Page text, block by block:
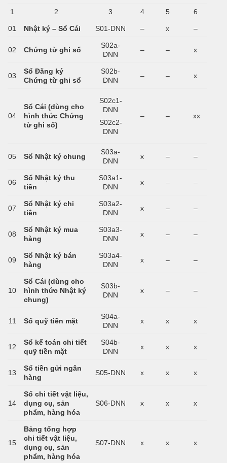
1 2 3 4 5 6
01 Nhật ký – Sổ Cái S01-DNN – x –
02 Chứng từ ghi sổ
S02a-
DNN
– – x
03
Sổ Đăng ký
Chứng từ ghi sổ
S02b-
DNN
– – x
04
Sổ Cái (dùng cho
hình thức Chứng
từ ghi sổ)
S02c1-
DNN
S02c2-
DNN
– – xx
05 Sổ Nhật ký chung
S03a-
DNN
x – –
06
Sổ Nhật ký thu
tiền
S03a1-
DNN
x – –
07
Sổ Nhật ký chi
tiền
S03a2-
DNN
x – –
08
Sổ Nhật ký mua
hàng
S03a3-
DNN
x – –
09
Sổ Nhật ký bán
hàng
S03a4-
DNN
x – –
10
Sổ Cái (dùng cho
hình thức Nhật ký
chung)
S03b-
DNN
x – –
11 Sổ quỹ tiền mặt
S04a-
DNN
x x x
12
Sổ kế toán chi tiết
quỹ tiền mặt
S04b-
DNN
x x x
13
Sổ tiền gửi ngân
hàng
S05-DNN x x x
14
Sổ chi tiết vật liệu,
dụng cụ, sản
phẩm, hàng hóa
S06-DNN x x x
15
Bảng tổng hợp
chi tiết vật liệu,
dụng cụ, sản
phẩm, hàng hóa
S07-DNN x x x